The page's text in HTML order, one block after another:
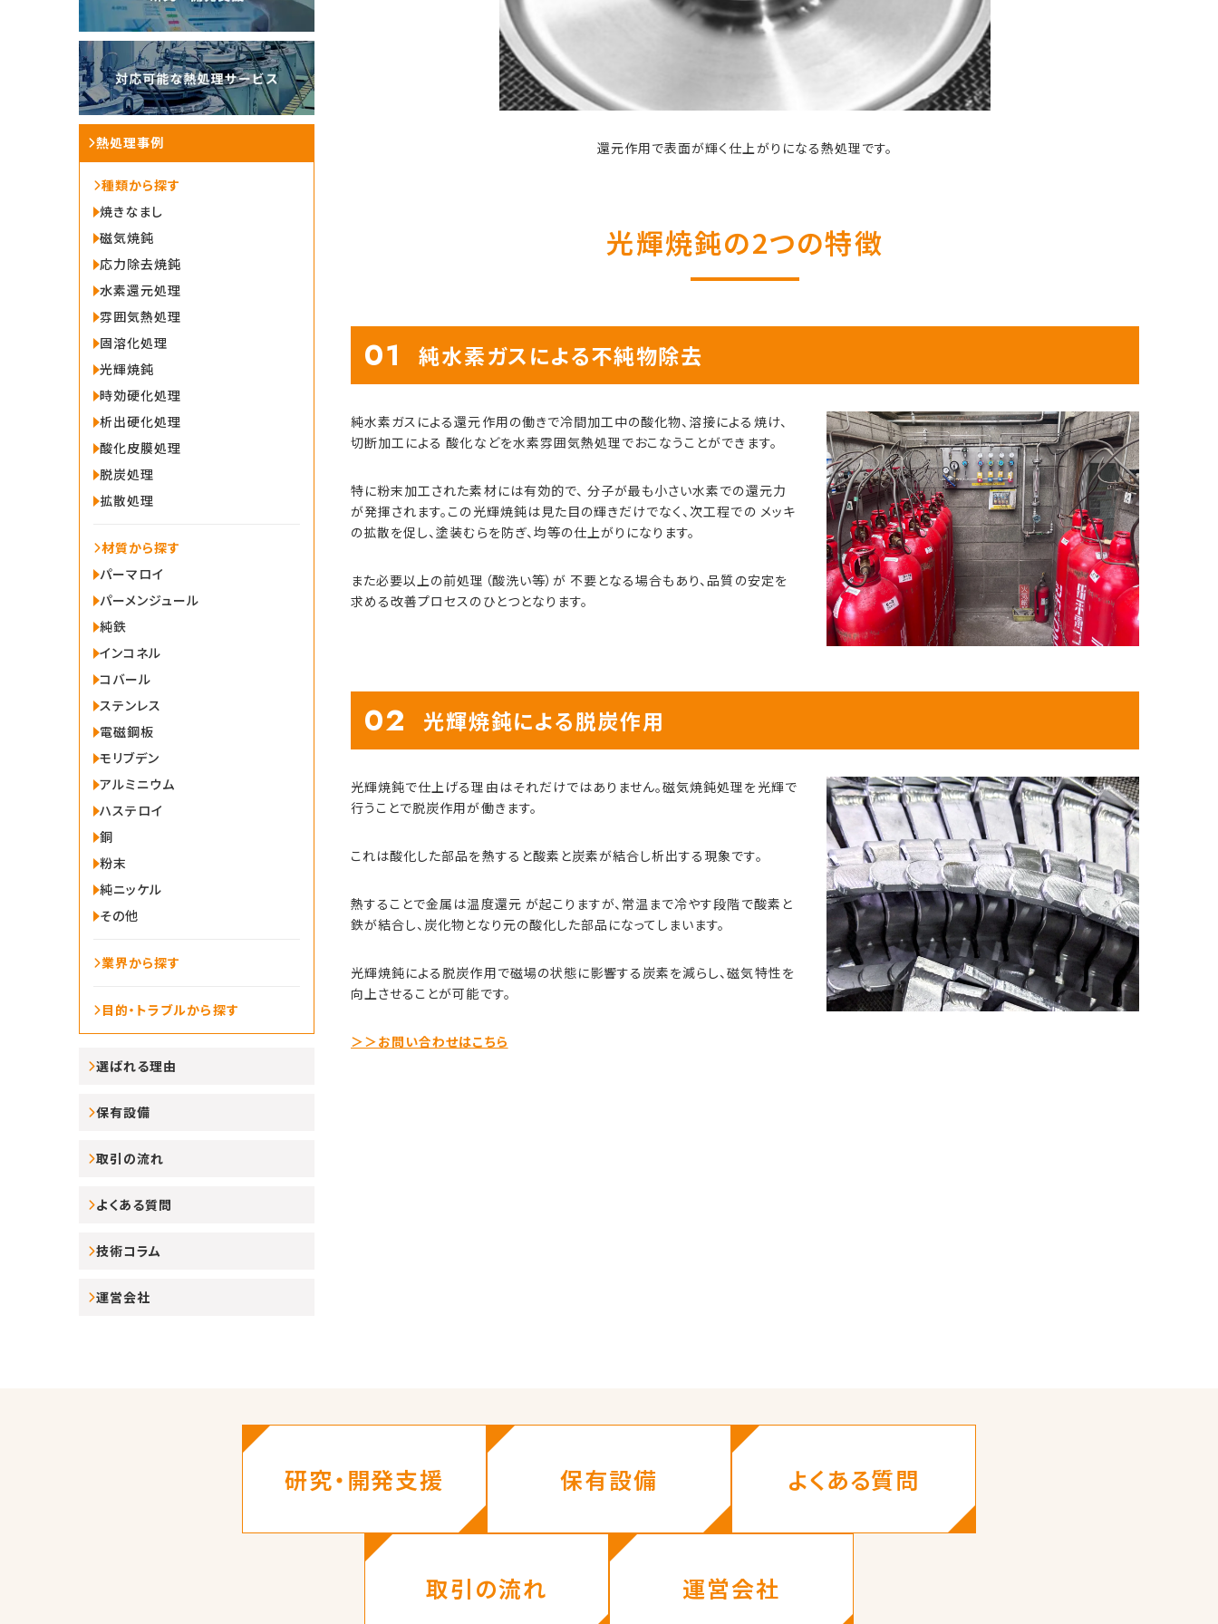
熱処理事例
種類から探す
焼きなまし
磁気焼鈍
応力除去焼鈍
水素還元処理
雰囲気熱処理
固溶化処理
光輝焼鈍
時効硬化処理
析出硬化処理
酸化皮膜処理
脱炭処理
拡散処理
材質から探す
パーマロイ
パーメンジュール
純鉄
インコネル
コバール
ステンレス
電磁鋼板
モリブデン
アルミニウム
ハステロイ
銅
粉末
純ニッケル
その他
業界から探す
目的・トラブルから探す
選ばれる理由
保有設備
取引の流れ
よくある質問
技術コラム
運営会社
還元作用で表面が輝く仕上がりになる熱処理です。
光輝焼鈍の2つの特徴
01 純水素ガスによる不純物除去
純水素ガスによる還元作用の働きで冷間加工中の酸化物、溶接による焼け、
切断加工による 酸化などを水素雰囲気熱処理でおこなうことができます。
特に粉末加工された素材には有効的で、 分子が最も小さい水素での還元力
が発揮されます。この光輝焼鈍は見た目の輝きだけでなく、次工程での メッキ
の拡散を促し、塗装むらを防ぎ、均等の仕上がりになります。
また必要以上の前処理（酸洗い等）が 不要となる場合もあり、品質の安定を
求める改善プロセスのひとつとなります。
02 光輝焼鈍による脱炭作用
光輝焼鈍で仕上げる理由はそれだけではありません。磁気焼鈍処理を光輝で
行うことで脱炭作用が働きます。
これは酸化した部品を熱すると酸素と炭素が結合し析出する現象です。
熱することで金属は温度還元 が起こりますが、常温まで冷やす段階で酸素と
鉄が結合し、炭化物となり元の酸化した部品になってしまいます。
光輝焼鈍による脱炭作用で磁場の状態に影響する炭素を減らし、磁気特性を
向上させることが可能です。
＞＞お問い合わせはこちら
研究・開発支援 保有設備 よくある質問
取引の流れ 運営会社